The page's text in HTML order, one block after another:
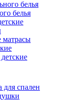
белья
матрасы
спален